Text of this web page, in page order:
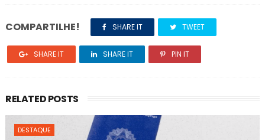
COMPARTILHE! SHARE IT TWEET
SHARE IT SHARE IT PIN IT
RELATED POSTS
DESTAQUE